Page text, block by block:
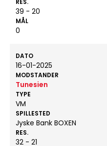
RES.
39 - 20
MÅL
0
DATO
16-01-2025
MODSTANDER
Tunesien
TYPE
VM
SPILLESTED
Jyske Bank BOXEN
RES.
32 - 21